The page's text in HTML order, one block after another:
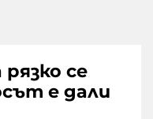
се
е дали